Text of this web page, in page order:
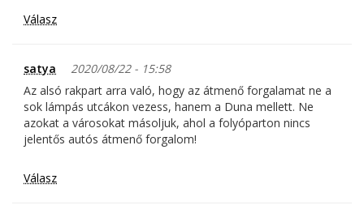
Válasz
satya
2020/08/22 - 15:58
Az alsó rakpart arra való, hogy az átmenő forgalamat ne a
sok lámpás utcákon vezess, hanem a Duna mellett. Ne
azokat a városokat másoljuk, ahol a folyóparton nincs
jelentős autós átmenő forgalom!
Válasz